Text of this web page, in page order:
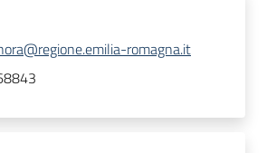
romagna.it